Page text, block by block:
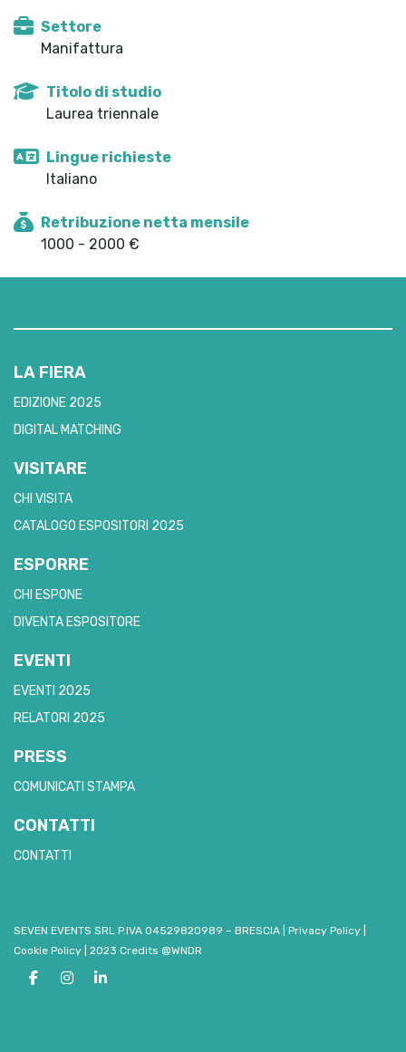
Settore
Manifattura
Titolo di studio
Laurea triennale
Lingue richieste
Italiano
Retribuzione netta mensile
1000 - 2000 €
LA FIERA
EDIZIONE 2025
DIGITAL MATCHING
VISITARE
CHI VISITA
CATALOGO ESPOSITORI 2025
ESPORRE
CHI ESPONE
DIVENTA ESPOSITORE
EVENTI
EVENTI 2025
RELATORI 2025
PRESS
COMUNICATI STAMPA
CONTATTI
CONTATTI
SEVEN EVENTS SRL P.IVA 04529820989 – BRESCIA Privacy Policy
Cookie Policy
2023 Credits @WNDR